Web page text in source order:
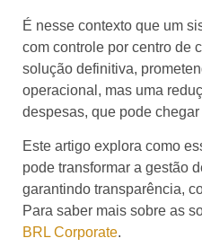
É nesse contexto que um
com controle por centro de
solução definitiva,
operacional, mas uma
despesas, que pode chegar
Este artigo explora como
pode transformar a gestão
garantindo transparência,
Para saber mais sobre as
BRL Corporate.